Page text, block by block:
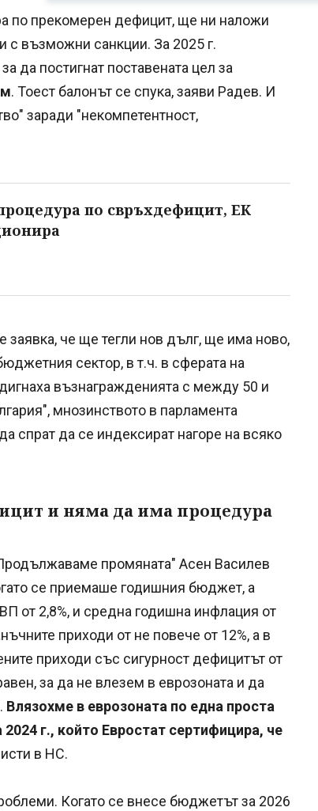
по прекомерен дефицит, ще ни наложи
с възможни санкции. За 2025 г.
да постигнат поставената цел за
. Тоест балонът се спука, заяви Радев. И
заради "некомпетентност,
по свръхдефицит, ЕК
че ще тегли нов дълг, ще има ново,
сектор, в т.ч. в сферата на
възнагражденията с между 50 и
мнозинството в парламента
спрат да се индексират нагоре на всяко
и няма да има процедура
промяната" Асен Василев
се приемаше годишния бюджет, а
от 2,8%, и средна годишна инфлация от
приходи от не повече от 12%, а в
приходи със сигурност дефицитът от
за да не влезем в еврозоната и да
Влязохме в еврозоната по една проста
г., който Евростат сертифицира, че
в НС.
Когато се внесе бюджетът за 2026